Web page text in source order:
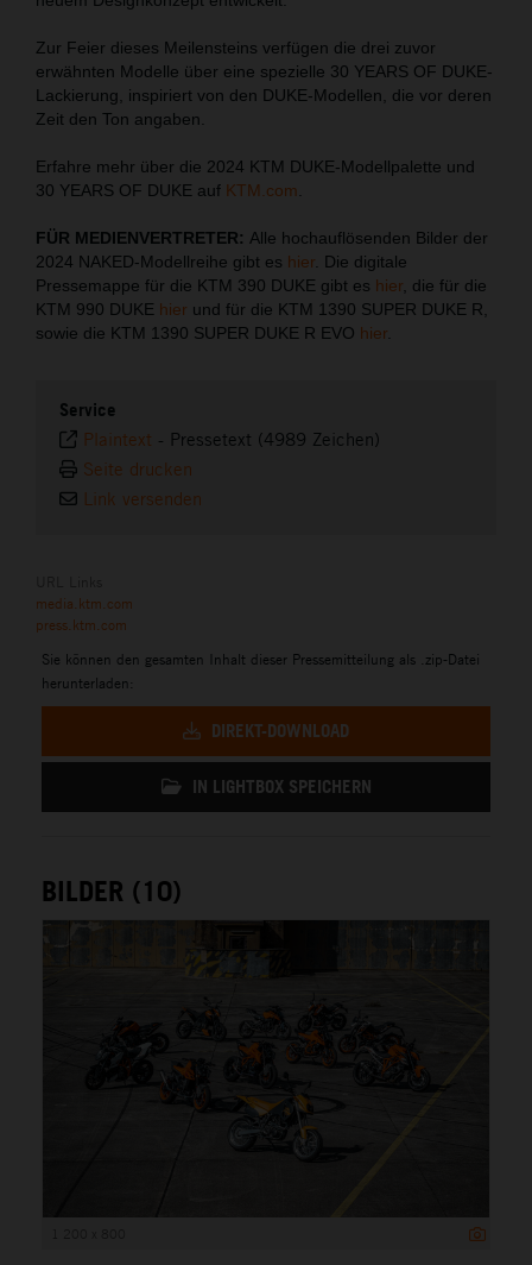
Zur Feier dieses Meilensteins verfügen die drei zuvor
erwähnten Modelle über eine spezielle 30 YEARS OF DUKE-
Lackierung, inspiriert von den DUKE-Modellen, die vor deren
Zeit den Ton angaben.
Erfahre mehr über die 2024 KTM DUKE-Modellpalette und
30 YEARS OF DUKE auf KTM.com
FÜR MEDIENVERTRETER: Alle hochauflösenden Bilder der
2024 NAKED-Modellreihe gibt es hier . Die digitale
Pressemappe für die KTM 390 DUKE gibt es hier , die für die
KTM 990 DUKE hier und für die KTM 1390 SUPER DUKE R,
sowie die KTM 1390 SUPER DUKE R EVO hier
Service
Plaintext - Pressetext (4989 Zeichen)
Seite drucken
Link versenden
media.ktm.com
press.ktm.com
Sie können den gesamten Inhalt dieser Pressemitteilung als .zip-Datei
herunterladen:
DIREKT-DOWNLOAD
IN LIGHTBOX SPEICHERN
BILDER (10)